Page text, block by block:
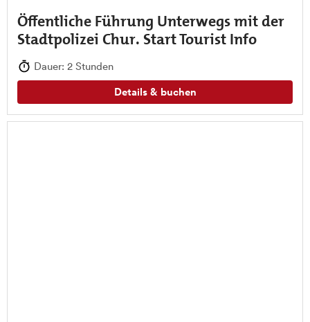
Öffentliche Führung Unterwegs mit der
Stadtpolizei Chur. Start Tourist Info
Dauer: 2 Stunden
Details & buchen